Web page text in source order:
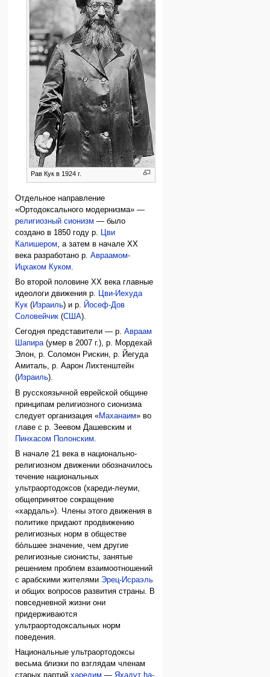
Рав Кук в 1924 г.
Отдельное направление
«Ортодоксального модернизма» —
религиозный сионизм — было
создано в 1850 году р.
Цви
Калишером , а затем в начале XX
века разработано р.Авраамом-
Ицхаком Куком
Во второй половине XX века главные
идеологи движения р. Цви-Иехуда
Кук (Израиль) и р. Йосеф-Дов
Соловейчик (США).
Сегодня представители — р.Авраам
Шапира(умер в 2007 г.), р. Мордехай
Элон, р. Соломон Рискин, р. Йегуда
Амиталь, р. Аарон Лихтенштейн
(Израиль).
В русскоязычной еврейской общине
принципам религиозного сионизма
следует организация «Маханаим» во
главе с р. Зеевом Дашевским и
Пинхасом Полонским
В начале 21 века в национально-
религиозном движении обозначилось
течение национальных
ультраортодоксов (хареди-леуми,
общепринятое сокращение
«хардаль»). Члены этого движения в
политике придают продвижению
религиозных норм в обществе
бо́льшее значение, чем другие
религиозные сионисты, занятые
решением проблем взаимоотношений
с арабскими жителями Эрец-Исраэль
и общих вопросов развития страны. В
повседневной жизни они
придерживаются
ультраортодоксальных норм
поведения.
Национальные ультраортодоксы
весьма близки по взглядам членам